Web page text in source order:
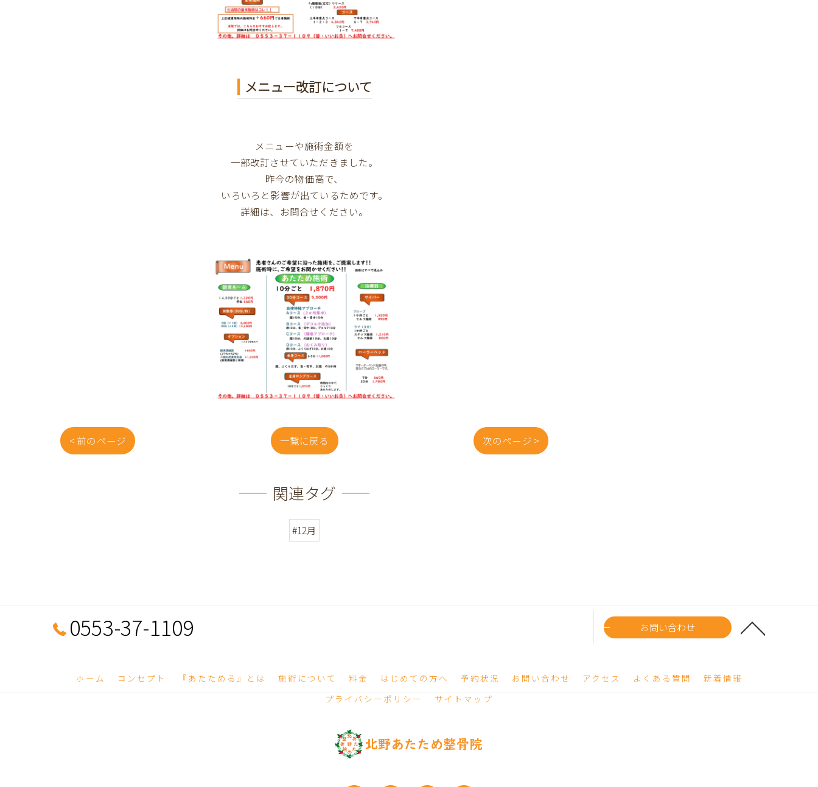
メニュー改訂について
メニューや施術金額を
一部改訂させていただきました。
昨今の物価高で、
いろいろと影響が出ているためです。
詳細は、お問合せください。
< 前のページ 一覧に戻る 次のページ >
関連タグ
#12月
0553-37-1109 お問い合わせ
ホーム コンセプト 『あたためる』とは 施術について 料金 はじめての方へ 予約状況 お問い合わせ アクセス よくある質問
新着情報
プライバシーポリシー
サイトマップ